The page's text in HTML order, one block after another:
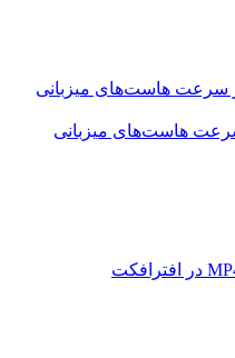
هاست‌های میزبانی